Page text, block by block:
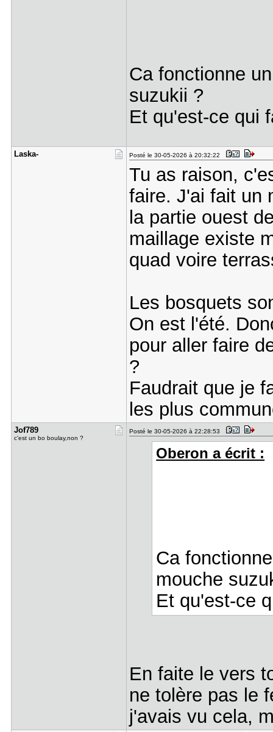
Ca fonctionne
suzukii ?
Et qu'est-ce qui
Laska- Posté le 30-05-2026 à 20:32:22
Tu as raison,
faire. J'ai fait un
la partie ouest
maillage existe
quad voire
Les bosquets
On est l'été.
pour aller faire
?
Faudrait que je
les plus
Jof789
c'est un bo boulay,non ?
Posté le 30-05-2026 à 22:28:53
Oberon a écrit :
Ca
mouche
Et qu'est-ce
En faite le vers
ne tolère pas le
j'avais vu cela,